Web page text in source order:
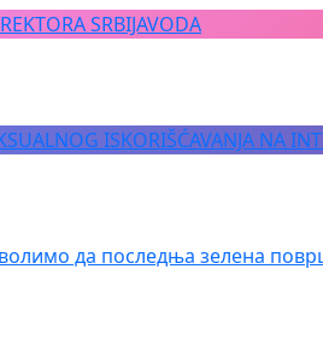
SRBIJAVODA
ISKORIŠĆAVANJA NA
да последња зелена